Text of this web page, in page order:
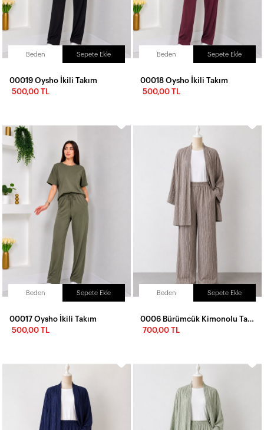
Beden Sepete Ekle
00019 Oysho İkili Takım
500,00 TL
Beden Sepete Ekle
00018 Oysho İkili Takım
500,00 TL
Beden Sepete Ekle
00017 Oysho İkili Takım
500,00 TL
Beden Sepete Ekle
700,00 TL